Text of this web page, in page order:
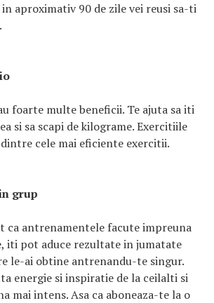
aproximativ 90 de zile vei reusi sa-ti
foarte multe beneficii. Te ajuta sa iti
si sa scapi de kilograme. Exercitiile
cele mai eficiente exercitii.
grup
ca antrenamentele facute impreuna
iti pot aduce rezultate in jumatate
le-ai obtine antrenandu-te singur.
energie si inspiratie de la ceilalti si
mai intens. Asa ca aboneaza-te la o